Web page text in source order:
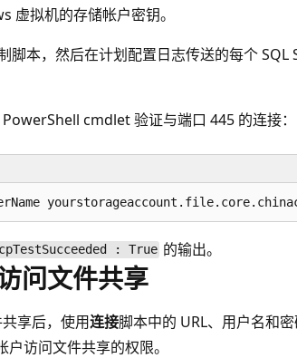
虚拟机的存储帐户密钥。
脚本，然后在计划配置日志传送的每个 SQL
cmdlet 验证与端口 445 的连接：
: True 的输出。
问文件共享
享后，使用连接脚本中的 URL、用户名和
访问文件共享的权限。